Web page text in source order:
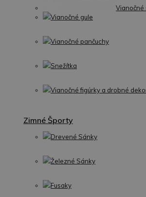
Vianočné
Vianočné gule
Vianočné pančuchy
Snežítka
Vianočné figúrky a drobné
Zimné Športy
Drevené Sánky
Železné Sánky
Fusaky